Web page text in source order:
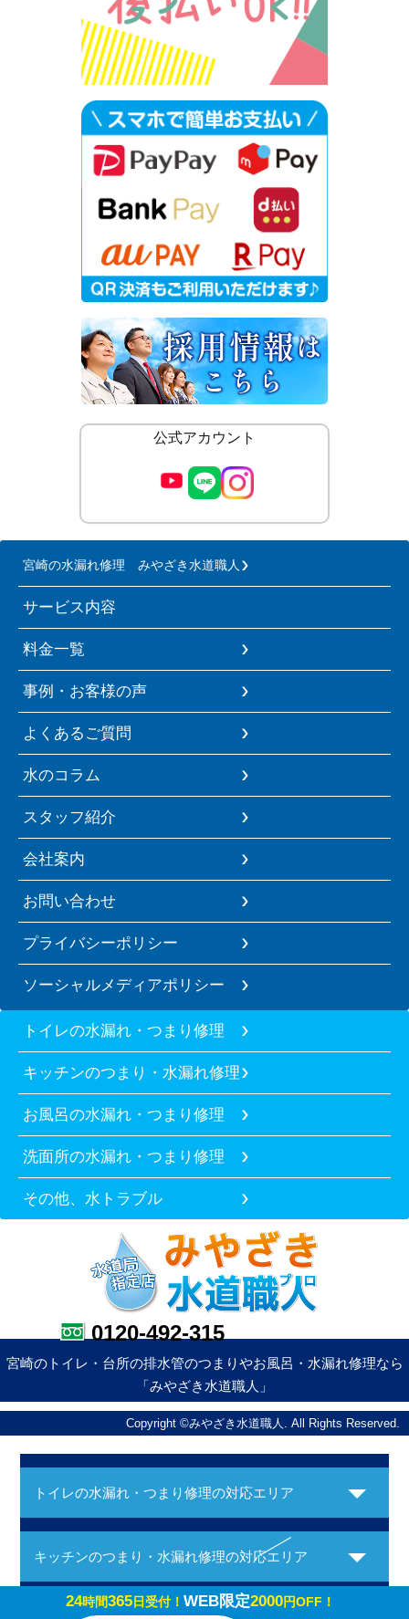
公式アカウント
宮崎の水漏れ修理 みやざき水道職人
サービス内容
料金一覧
事例・お客様の声
よくあるご質問
水のコラム
スタッフ紹介
会社案内
お問い合わせ
プライバシーポリシー
ソーシャルメディアポリシー
トイレの水漏れ・つまり修理
キッチンのつまり・水漏れ修理
お風呂の水漏れ・つまり修理
洗面所の水漏れ・つまり修理
その他、水トラブル
0120-492-315
宮崎のトイレ・台所の排水管のつまりやお風呂・水漏れ修理なら
「みやざき水道職人」
Copyright ©みやざき水道職人. All Rights Reserved.
トイレの水漏れ・つまり修理の対応エリア
キッチンのつまり・水漏れ修理の対応エリア
24時間365日受付！ WEB限定2000円OFF！